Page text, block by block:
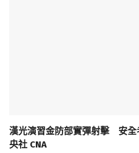
漢光演習金防部實彈射擊 安
央社 CNA